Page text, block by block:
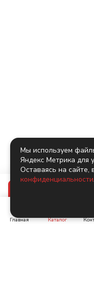
Главная Каталог
Мы используем
Яндекс Метрика для
Оставаясь на сайте,
конфиденциальности.